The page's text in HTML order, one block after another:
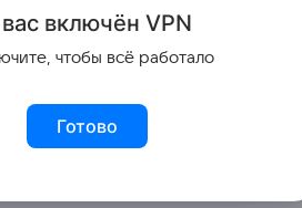
может стать
особенно
включён VPN
чтобы всё работало
Готово